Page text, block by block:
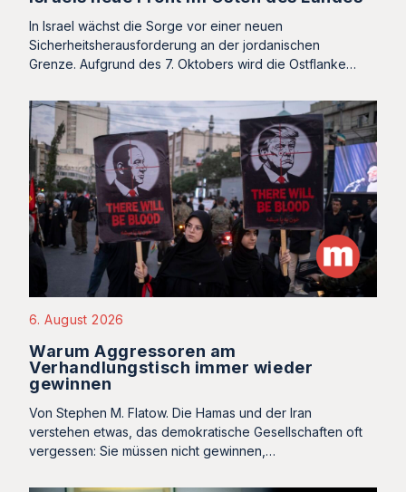
In Israel wächst die Sorge vor einer neuen
Sicherheitsherausforderung an der jordanischen
Grenze. Aufgrund des 7. Oktobers wird die Ostflanke…
6. August 2026
Warum Aggressoren am
Verhandlungstisch immer wieder
gewinnen
Von Stephen M. Flatow. Die Hamas und der Iran
verstehen etwas, das demokratische Gesellschaften oft
vergessen: Sie müssen nicht gewinnen,…